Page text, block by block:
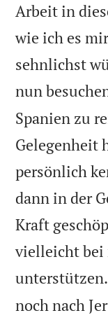
Arbeit in
wie ich es
sehnlichst
nun
Spanien zu
Gelegenheit
persönlich
dann in der
Kraft
vielleicht bei
unterstützen.
noch nach